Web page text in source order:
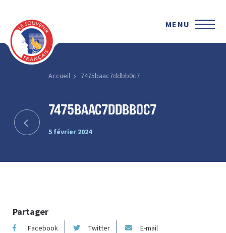
MENU
Accueil 7475baac7ddbb0c7
7475baac7ddbb0c7
5 février 2024
Partager
Facebook Twitter E-mail